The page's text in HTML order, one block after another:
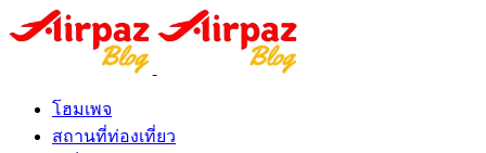
โฮมเพจ
สถานที่ท่องเที่ยว